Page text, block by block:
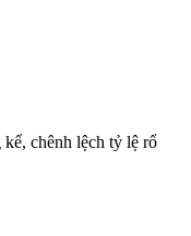
chênh lệch tỷ lệ rổ